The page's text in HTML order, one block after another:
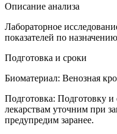
Описание анализа
Лабораторное
показателей по
Подготовка и сроки
Биоматериал: Венозная
Подготовка: Подготовку
лекарствам уточним при
предупредим заранее.